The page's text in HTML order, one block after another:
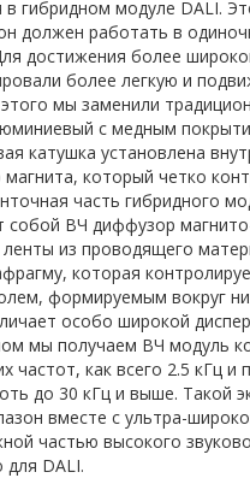
в гибридном модуле DALI.
должен работать в
достижения более
более легкую и
мы заменили
с медным
катушка установлена
который четко
часть гибридного
собой ВЧ диффузор
из проводящего
которая
формируемым вокруг
особо широкой
мы получаем ВЧ модуль
частот, как всего 2.5 кГц и
до 30 кГц и выше. Такой
вместе с ультра-
частью высокого
для DALI.